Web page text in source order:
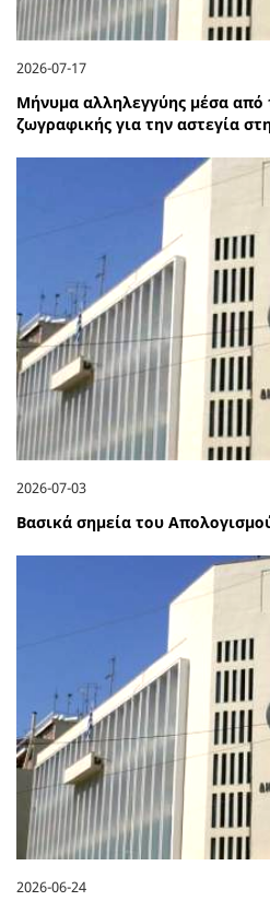
2026-07-17
Μήνυμα αλληλεγγύης μέσα από
ζωγραφικής για την αστεγία
2026-07-03
Βασικά σημεία του
2026-06-24